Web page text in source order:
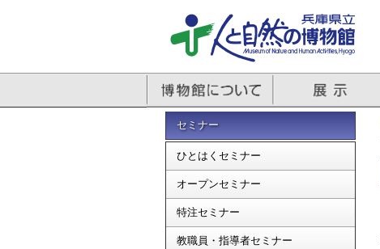
セミナー
ひとはくセミナー
オープンセミナー
特注セミナー
教職員・指導者セミナー